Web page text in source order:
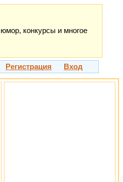
конкурсы и многое
Регистрация Вход